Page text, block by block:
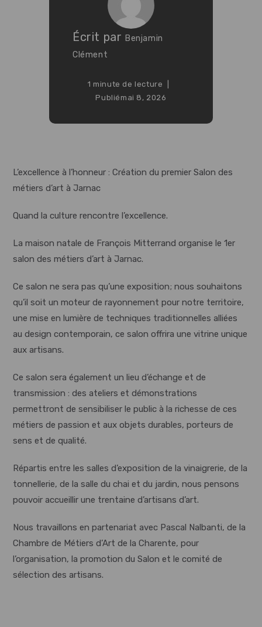
Écrit par Benjamin
Clément
1 minute de lecture
Publié mai 8, 2026
L’excellence à l’honneur : Création du premier Salon des
métiers d’art à Jarnac
Quand la culture rencontre l’excellence.
La maison natale de François Mitterrand organise le 1er
salon des métiers d’art à Jarnac.
Ce salon ne sera pas qu’une exposition; nous souhaitons
qu’il soit un moteur de rayonnement pour notre territoire,
une mise en lumière de techniques traditionnelles alliées
au design contemporain, ce salon offrira une vitrine unique
aux artisans.
Ce salon sera également un lieu d’échange et de
transmission : des ateliers et démonstrations
permettront de sensibiliser le public à la richesse de ces
métiers de passion et aux objets durables, porteurs de
sens et de qualité.
Répartis entre les salles d’exposition de la vinaigrerie, de la
tonnellerie, de la salle du chai et du jardin, nous pensons
pouvoir accueillir une trentaine d’artisans d’art.
Nous travaillons en partenariat avec Pascal Nalbanti, de la
Chambre de Métiers d’Art de la Charente, pour
l’organisation, la promotion du Salon et le comité de
sélection des artisans.